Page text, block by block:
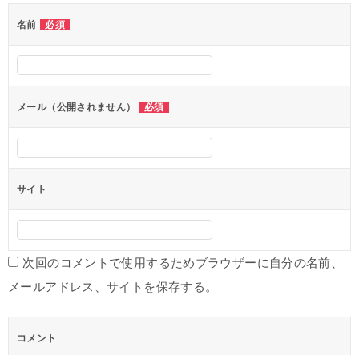
ー
シ
ョ
ン
名前 必須
メール（公開されません） 必須
サイト
次回のコメントで使用するためブラウザーに自分の名前、
メールアドレス、サイトを保存する。
コメント